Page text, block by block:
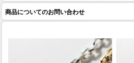
商品についてのお問い合わせ